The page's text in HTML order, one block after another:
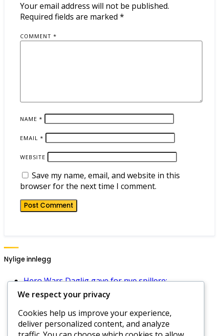
Your email address will not be published.
Required fields are marked *
COMMENT *
NAME *
EMAIL *
WEBSITE
Save my name, email, and website in this
browser for the next time I comment.
Nylige innlegg
Hero Wars Daglig gave for nye spillere:
Velkomstgaver, Innløsningsprosess, Bonuser
Hero Wars Daglige Gavebegrensninger:
Restriksjoner, Problemer med innløsning, Støtte
Hero Wars Dominion Era Kode Strategier:
We respect your privacy
Cookies help us improve your experience,
deliver personalized content, and analyze